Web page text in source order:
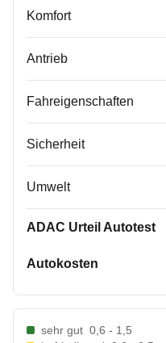
Komfort
Antrieb
Fahreigenschaften
Sicherheit
Umwelt
ADAC Urteil Autotest
Autokosten
sehr gut 0,6 - 1,5